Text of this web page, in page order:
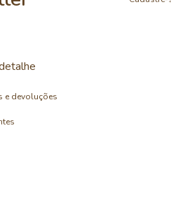
e devoluções